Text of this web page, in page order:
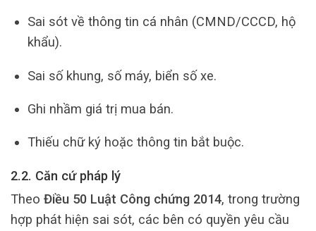
Sai sót về thông tin cá nhân (CMND/CCCD, hộ
khẩu).
Sai số khung, số máy, biển số xe.
Ghi nhầm giá trị mua bán.
Thiếu chữ ký hoặc thông tin bắt buộc.
2.2. Căn cứ pháp lý
Theo Điều 50 Luật Công chứng 2014, trong trường
hợp phát hiện sai sót, các bên có quyền yêu cầu